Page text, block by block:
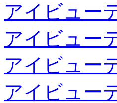
アイビュー
アイビュー
アイビュー
アイビュー